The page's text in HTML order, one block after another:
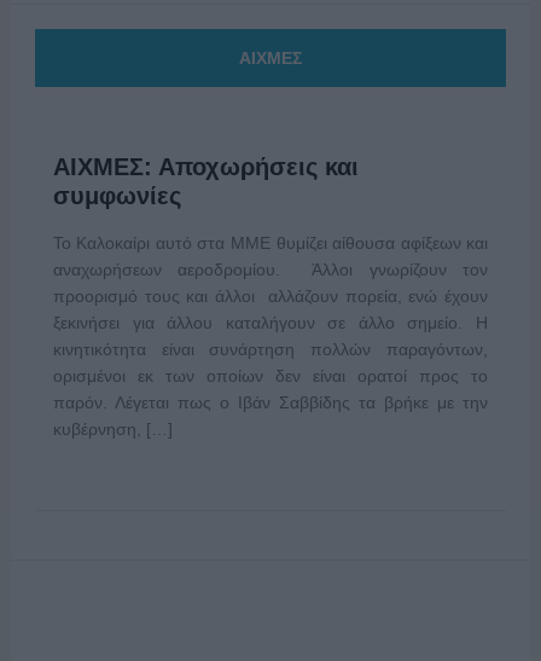
ΑΙΧΜΕΣ
ΑΙΧΜΕΣ: Αποχωρήσεις και
συμφωνίες
Το Καλοκαίρι αυτό στα ΜΜΕ θυμίζει αίθουσα αφίξεων και
αναχωρήσεων αεροδρομίου. Άλλοι γνωρίζουν τον
προορισμό τους και άλλοι αλλάζουν πορεία, ενώ έχουν
ξεκινήσει για άλλου καταλήγουν σε άλλο σημείο. Η
κινητικότητα είναι συνάρτηση πολλών παραγόντων,
ορισμένοι εκ των οποίων δεν είναι ορατοί προς το
παρόν. Λέγεται πως ο Ιβάν Σαββίδης τα βρήκε με την
κυβέρνηση, […]